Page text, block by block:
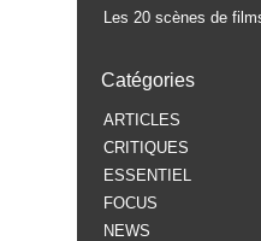
Les 20 scènes de
Catégories
ARTICLES
CRITIQUES
ESSENTIEL
FOCUS
NEWS